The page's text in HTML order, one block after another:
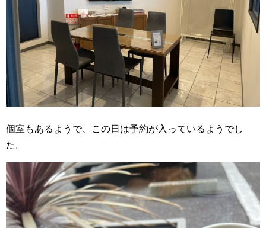
個室もあるようで、この日は予約が入っているようでし
た。